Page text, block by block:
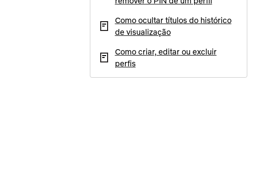
Como ocultar títulos do histórico
de visualização
Como criar, editar ou excluir
perfis